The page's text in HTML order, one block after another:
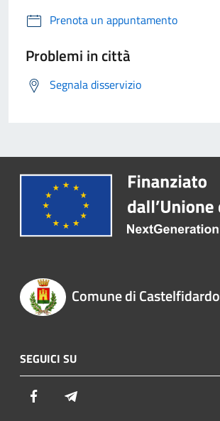
Prenota un appuntamento
Problemi in città
Segnala disservizio
Comune di Castelfidardo
SEGUICI SU
Facebook